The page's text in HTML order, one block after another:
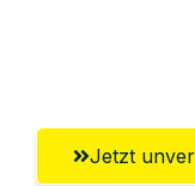
Jetzt